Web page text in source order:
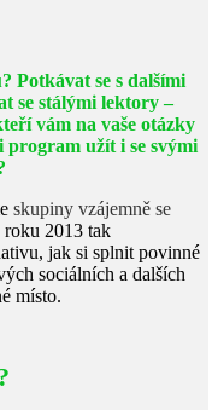
Potkávat se s dalšími
se stálými lektory –
vám na vaše otázky
program užít i se svými
skupiny vzájemně se
roku 2013 tak
jak si splnit povinné
sociálních a dalších
místo.